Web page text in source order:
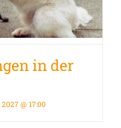
in der
@ 17:00